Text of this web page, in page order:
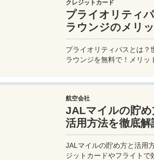
クレジットカード
プライオリティ
ラウンジのメリ
プライオリティパスとは？
ラウンジを無料で！メリッ
航空会社
JALマイルの貯め
活用方法を徹底解
JALマイルの貯め方と活用
ジットカードやフライトで